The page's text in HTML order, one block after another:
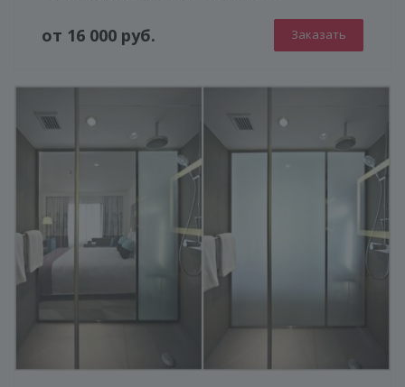
от 16 000 руб. Заказать